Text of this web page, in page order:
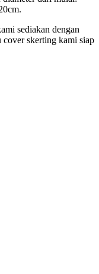
sediakan dengan
cover skerting kami siap